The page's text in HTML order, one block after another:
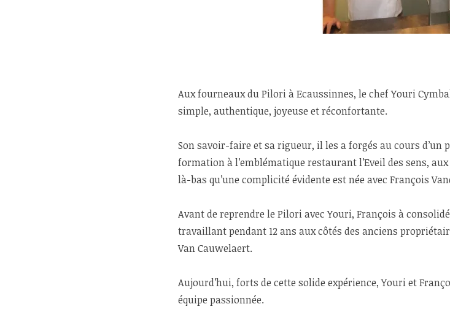
Aux fourneaux du Pilori à Ecaussinnes, le chef Youri
simple, authentique, joyeuse et réconfortante.
Son savoir-faire et sa rigueur, il les a forgés au cours d’un
formation à l’emblématique restaurant l’Eveil des sens,
là-bas qu’une complicité évidente est née avec François
Avant de reprendre le Pilori avec Youri, François à
travaillant pendant 12 ans aux côtés des anciens
Van Cauwelaert.
Aujourd’hui, forts de cette solide expérience, Youri et
équipe passionnée.